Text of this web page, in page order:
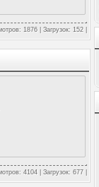
1876 | Загрузок: 152 |
4104 | Загрузок: 677 |